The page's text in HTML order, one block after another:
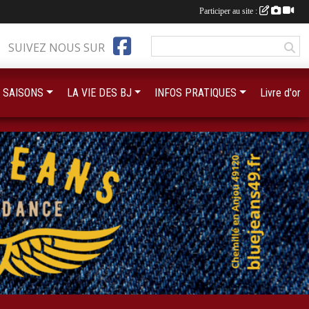
SUIVEZ NOUS SUR
LA VIE DES BJ INFOS PRATIQUES Livre d'or
Participer au site :